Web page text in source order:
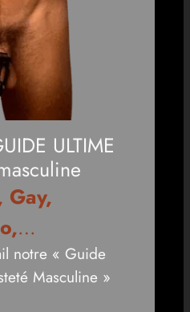
ULTIME
Gay,
…
notre « Guide
Masculine »